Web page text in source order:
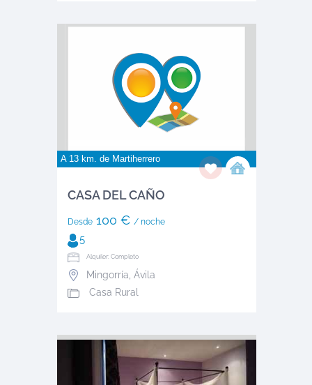
A 13 km. de Martiherrero
CASA DEL CAÑO
Desde100 € / noche
5
Alquiler: Completo
Mingorría Ávila
Casa Rural